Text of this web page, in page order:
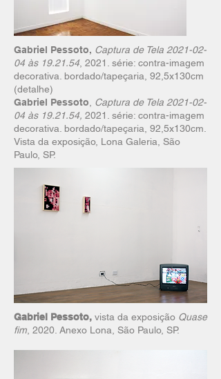
Gabriel Pessoto, Captura de Tela 2021-02-
04 às 19.21.54 , 2021. série: contra-imagem
decorativa. bordado/tapeçaria, 92,5x130cm
(detalhe)
Gabriel Pessoto
Captura de Tela 2021-02-
04 às 19.21.54, 2021. série: contra-imagem
decorativa. bordado/tapeçaria, 92,5x130cm.
Vista da exposição, Lona Galeria, São
Paulo, SP.
Gabriel Pessoto, vista da exposição Quase
fim , 2020. Anexo Lona, São Paulo, SP.